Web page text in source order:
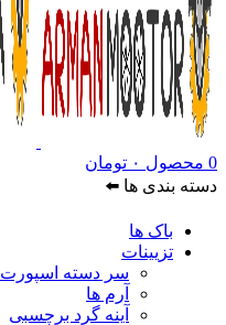
0 محصول ۰ تومان
دسته بندی ها ⬅️
باک ها
تزیینات
سر دسته اسپورت
آرم ها
آینه گرد برچسبی